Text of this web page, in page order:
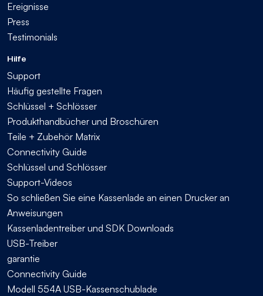
Ereignisse
Press
Testimonials
Hilfe
Support
Häufig gestellte Fragen
Schlüssel + Schlösser
Produkthandbücher und Broschüren
Teile + Zubehör Matrix
Connectivity Guide
Schlüssel und Schlösser
Support-Videos
So schließen Sie eine Kassenlade an einen Drucker an
Anweisungen
Kassenladentreiber und SDK Downloads
USB-Treiber
garantie
Connectivity Guide
Modell 554A USB-Kassenschublade